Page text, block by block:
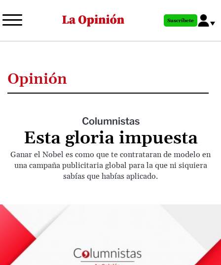
al
principal
Suscríbete
Opinión
Columnistas
Esta gloria impuesta
Ganar el Nobel es como que te contrataran de modelo en
una campaña publicitaria global para la que ni siquiera
sabías que habías aplicado.